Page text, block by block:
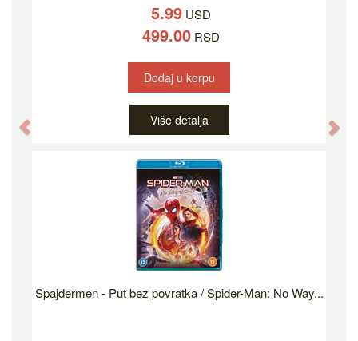
5.99 USD
499.00 RSD
Dodaj u korpu
Više detalja
Spajdermen - Put bez povratka / Spider-Man: No Way...